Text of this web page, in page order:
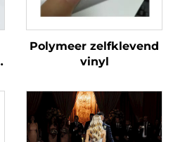
Polymeer zelfklevend
vinyl